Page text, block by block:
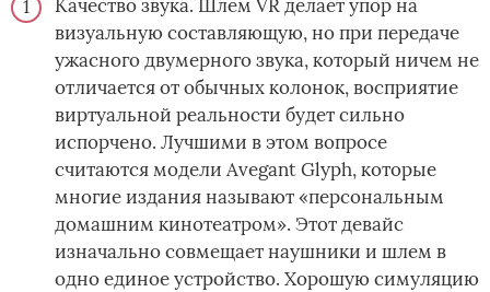
Качество звука. Шлем VR делает упор на
визуальную составляющую, но при передаче
ужасного двумерного звука, который ничем не
отличается от обычных колонок, восприятие
виртуальной реальности будет сильно
испорчено. Лучшими в этом вопросе
считаются модели Avegant Glyph, которые
многие издания называют «персональным
домашним кинотеатром». Этот девайс
изначально совмещает наушники и шлем в
одно единое устройство. Хорошую симуляцию